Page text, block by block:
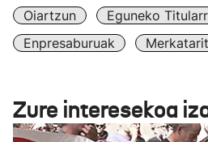
Oiartzun
Eguneko
Enpresaburuak
Zure interesekoa